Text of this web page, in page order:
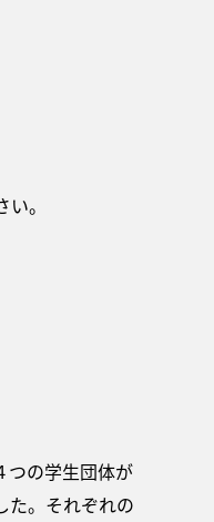
。
つの学生団体が
た。それぞれの